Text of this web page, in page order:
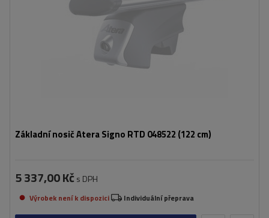
Základní nosič Atera Signo RTD 048522 (122 cm)
5 337,00 Kč s DPH
Výrobek není k dispozici Individuální přeprava